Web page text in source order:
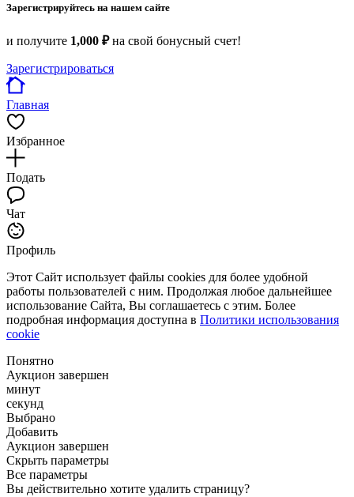
Зарегистрируйтесь на нашем сайте
и получите 1,000 ₽на свой бонусный счет!
Зарегистрироваться
Главная
Избранное
Подать
Чат
Профиль
Этот Сайт использует файлы cookies для более удобной
работы пользователей с ним. Продолжая любое дальнейшее
использование Сайта, Вы соглашаетесь с этим. Более
подробная информация доступна в Политики использования
cookie
Понятно
Аукцион завершен
минут
секунд
Выбрано
Добавить
Аукцион завершен
Скрыть параметры
Все параметры
Вы действительно хотите удалить страницу?